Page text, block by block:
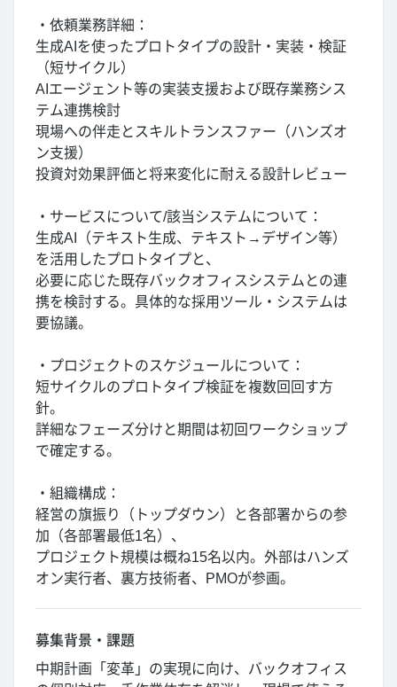
・依頼業務詳細：
生成AIを使ったプロトタイプの設計・実装・検証
（短サイクル）
AIエージェント等の実装支援および既存業務シス
テム連携検討
現場への伴走とスキルトランスファー（ハンズオ
ン支援）
投資対効果評価と将来変化に耐える設計レビュー
・サービスについて/該当システムについて：
生成AI（テキスト生成、テキスト→デザイン等）
を活用したプロトタイプと、
必要に応じた既存バックオフィスシステムとの連
携を検討する。具体的な採用ツール・システムは
要協議。
・プロジェクトのスケジュールについて：
短サイクルのプロトタイプ検証を複数回回す方
針。
詳細なフェーズ分けと期間は初回ワークショップ
で確定する。
・組織構成：
経営の旗振り（トップダウン）と各部署からの参
加（各部署最低1名）、
プロジェクト規模は概ね15名以内。外部はハンズ
オン実行者、裏方技術者、PMOが参画。
募集背景・課題
中期計画「変革」の実現に向け、バックオフィス